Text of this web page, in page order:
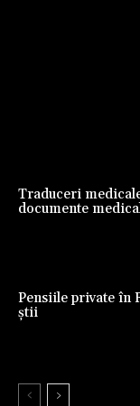
Traduceri
documente
Pensiile private în
știi